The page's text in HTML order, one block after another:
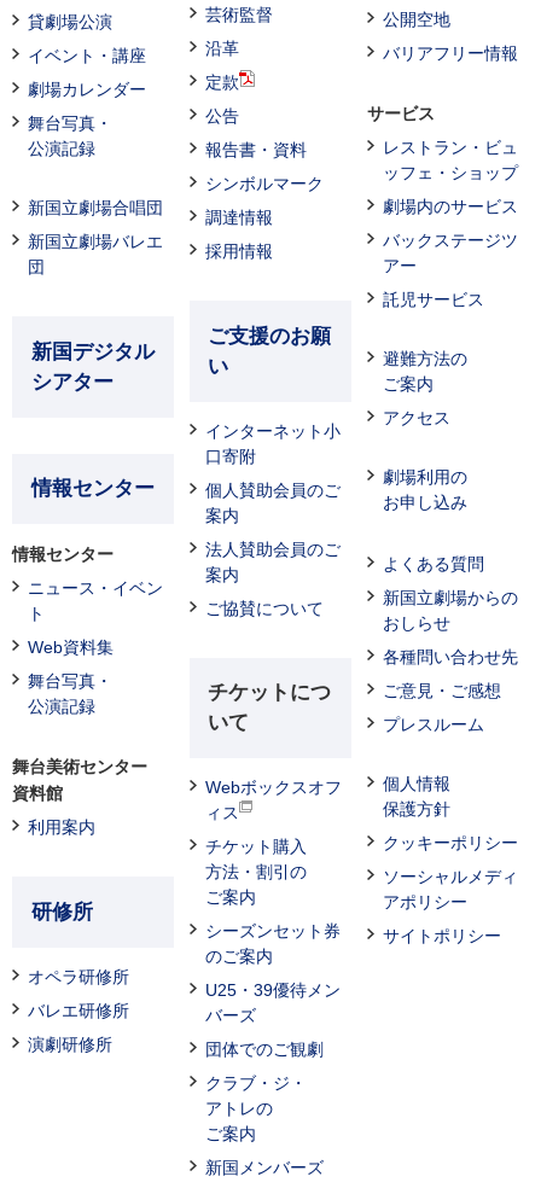
貸劇場公演
イベント・講座
劇場カレンダー
舞台写真・
公演記録
新国立劇場合唱団
新国立劇場バレエ
団
新国デジタル
シアター
情報センター
情報センター
ニュース・イベン
ト
Web資料集
舞台写真・
公演記録
舞台美術センター
資料館
利用案内
研修所
オペラ研修所
バレエ研修所
演劇研修所
芸術監督
沿革
定款
公告
報告書・資料
シンボルマーク
調達情報
採用情報
ご支援のお願
い
インターネット小
口寄附
個人賛助会員のご
案内
法人賛助会員のご
案内
ご協賛について
チケットにつ
いて
Webボックスオフ
ィス
チケット購入
方法・割引の
ご案内
シーズンセット券
のご案内
U25・39優待メン
バーズ
団体でのご観劇
クラブ・ジ・
アトレの
ご案内
新国メンバーズ
公開空地
バリアフリー情報
サービス
レストラン・ビュ
ッフェ・ショップ
劇場内のサービス
バックステージツ
アー
託児サービス
避難方法の
ご案内
アクセス
劇場利用の
お申し込み
よくある質問
新国立劇場からの
おしらせ
各種問い合わせ先
ご意見・ご感想
プレスルーム
個人情報
保護方針
クッキーポリシー
ソーシャルメディ
アポリシー
サイトポリシー